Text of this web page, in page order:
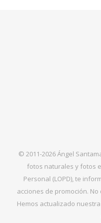
© 2011-2026 Ángel
fotos naturales y fotos
Personal (LOPD), te
acciones de promoción.
Hemos actualizado